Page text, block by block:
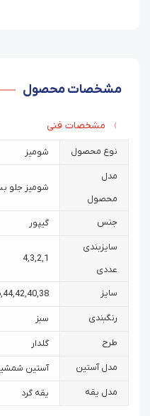
مشخصات محصول
مشخصات فنی
نوع محصول شومیز
مدل
محصول
شومیز جلو
جنس گیپور
سایزبندی
عددی
1
,
2
,
3
,
4
سایز 38
,
40
,
42
,
44
,
رنگبندی سبز
طرح گلدار
مدل آستین آستین
مدل یقه یقه گرد